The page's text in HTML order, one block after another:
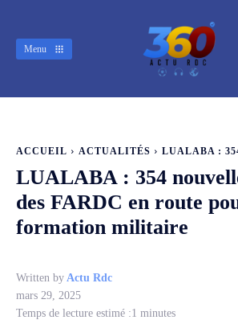
Menu
ACCUEIL ACTUALITÉS LUALABA :
LUALABA : 354
des FARDC en route
formation militaire
Written by Actu Rdc
mars 29, 2025
Temps de lecture estimé :1 minutes